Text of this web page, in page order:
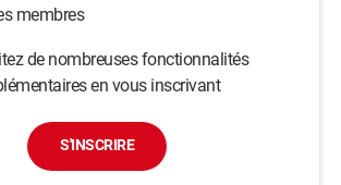
membres
de nombreuses fonctionnalités
en vous inscrivant
S'INSCRIRE